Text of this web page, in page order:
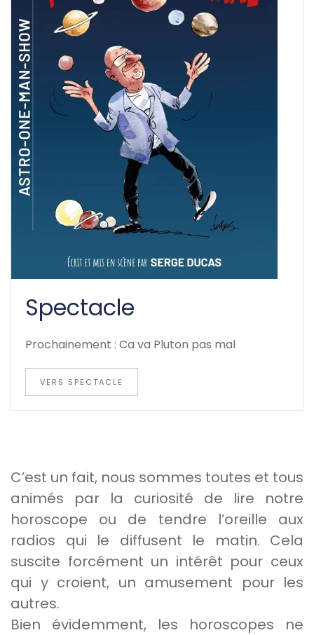
Spectacle
Prochainement : Ca va Pluton pas mal
VERS SPECTACLE
C’est un fait, nous sommes toutes et tous
animés par la curiosité de lire notre
horoscope ou de tendre l’oreille aux
radios qui le diffusent le matin. Cela
suscite forcément un intérêt pour ceux
qui y croient, un amusement pour les
autres.
Bien évidemment, les horoscopes ne